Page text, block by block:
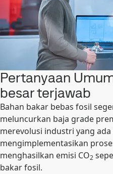
Pertanyaan
besar terjawab
Bahan bakar bebas fosil
meluncurkan baja grade
merevolusi industri yang
mengimplementasikan
menghasilkan emisi CO2
bakar fosil.